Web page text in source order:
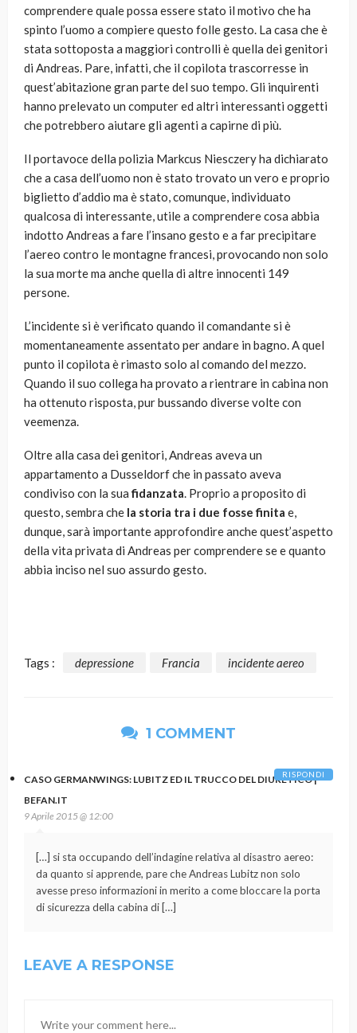
comprendere quale possa essere stato il motivo che ha
spinto l’uomo a compiere questo folle gesto. La casa che è
stata sottoposta a maggiori controlli è quella dei genitori
di Andreas. Pare, infatti, che il copilota trascorresse in
quest’abitazione gran parte del suo tempo. Gli inquirenti
hanno prelevato un computer ed altri interessanti oggetti
che potrebbero aiutare gli agenti a capirne di più.
Il portavoce della polizia Markcus Niesczery ha dichiarato
che a casa dell’uomo non è stato trovato un vero e proprio
biglietto d’addio ma è stato, comunque, individuato
qualcosa di interessante, utile a comprendere cosa abbia
indotto Andreas a fare l’insano gesto e a far precipitare
l’aereo contro le montagne francesi, provocando non solo
la sua morte ma anche quella di altre innocenti 149
persone.
L’incidente si è verificato quando il comandante si è
momentaneamente assentato per andare in bagno. A quel
punto il copilota è rimasto solo al comando del mezzo.
Quando il suo collega ha provato a rientrare in cabina non
ha ottenuto risposta, pur bussando diverse volte con
veemenza.
Oltre alla casa dei genitori, Andreas aveva un
appartamento a Dusseldorf che in passato aveva
condiviso con la suafidanzata. Proprio a proposito di
questo, sembra che la storia tra i due fosse finita e,
dunque, sarà importante approfondire anche quest’aspetto
della vita privata di Andreas per comprendere se e quanto
abbia inciso nel suo assurdo gesto.
Tags : depressione Francia incidente aereo
1 COMMENT
CASO GERMANWINGS: LUBITZ ED IL TRUCCO DEL DIURETICO |
BEFAN.IT
9 Aprile 2015 @ 12:00
[…] si sta occupando dell’indagine relativa al disastro aereo:
da quanto si apprende, pare che Andreas Lubitz non solo
avesse preso informazioni in merito a come bloccare la porta
di sicurezza della cabina di […]
RISPONDI
LEAVE A RESPONSE